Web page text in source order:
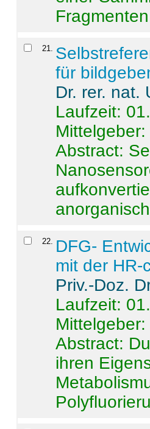
21
für
Dr. rer. nat.
Laufzeit:
Abstract:
22
DFG-
mit der HR-
Priv.-Doz.
Laufzeit:
Abstract:
ihren